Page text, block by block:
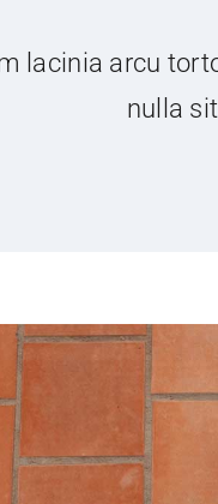
lacinia arcu
nulla